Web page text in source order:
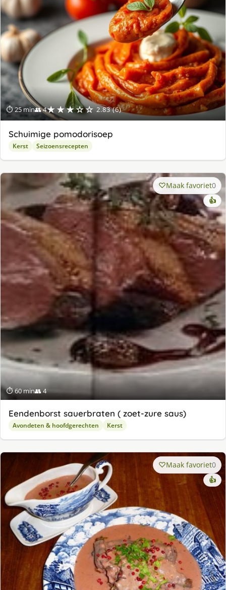
⏱ 25 min👥 4★★★☆☆ 2.83 (6)
Schuimige pomodorisoep
Kerst Seizoensrecepten
⏱ 60 min👥 4
Maak favoriet0
👍
Eendenborst sauerbraten ( zoet-zure saus)
Avondeten & hoofdgerechten Kerst
Maak favoriet0
👍